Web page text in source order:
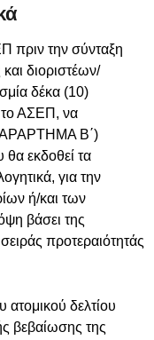
πριν την σύνταξη
διοριστέων/
δέκα (10)
το ΑΣΕΠ, να
Β΄)
εκδοθεί τα
για την
ή/και των
βάσει της
προτεραιότητάς
δελτίου
βεβαίωσης της